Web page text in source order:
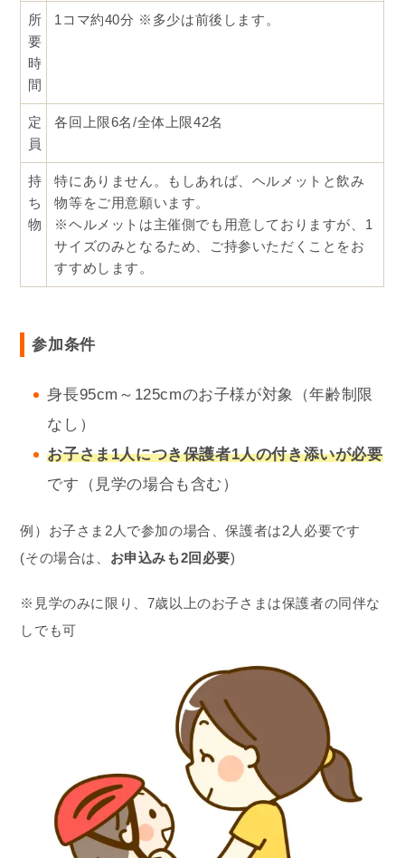
所
要
時
間
1コマ約40分 ※多少は前後します。
定
員
各回上限6名/全体上限42名
持
ち
物
特にありません。もしあれば、ヘルメットと飲み
物等をご用意願います。
※ヘルメットは主催側でも用意しておりますが、1
サイズのみとなるため、ご持参いただくことをお
すすめします。
参加条件
身長95cm～125cmのお子様が対象（年齢制限
なし）
お子さま1人につき保護者1人の付き添いが必要
です（見学の場合も含む）
例）お子さま2人で参加の場合、保護者は2人必要です
(その場合は、 お申込みも2回必要)
※見学のみに限り、7歳以上のお子さまは保護者の同伴な
しでも可